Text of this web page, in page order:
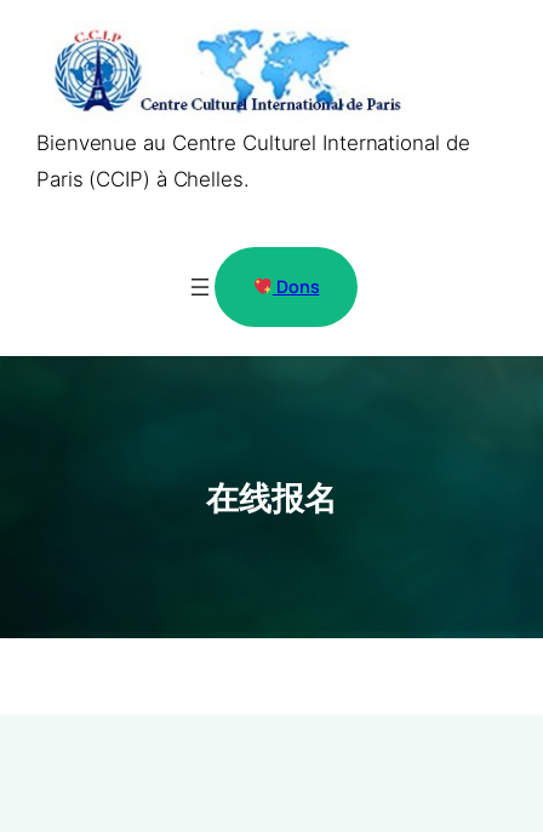
contenu
Bienvenue au Centre Culturel International de
Paris (CCIP) à Chelles.
Dons
在线报名